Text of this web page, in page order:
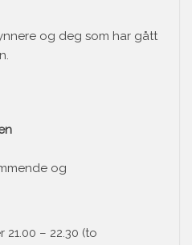
og deg som har gått
og
– 22.30 (to